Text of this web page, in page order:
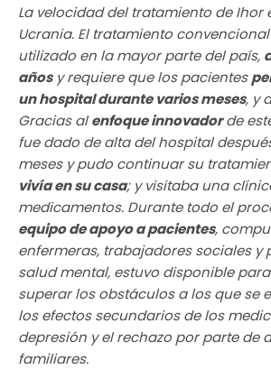
La velocidad del tratamiento de Ihor
Ucrania. El tratamiento convencional
utilizado en la mayor parte del país,
añosy requiere que los pacientes
un hospital durante varios meses, y
Gracias alenfoque innovadorde
fue dado de alta del hospital
meses y pudo continuar su
vivía en su casa; y visitaba una
medicamentos. Durante todo el
equipo de apoyo a pacientes,
enfermeras, trabajadores sociales y
salud mental, estuvo disponible
superar los obstáculos a los que se
los efectos secundarios de los
depresión y el rechazo por parte de
familiares.